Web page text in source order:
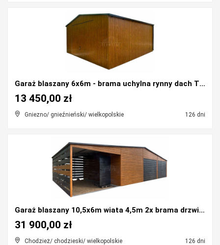
Garaż blaszany 6x6m - brama uchylna rynny dach TS1...
Gniezno/ gnieźnieński/ wielkopolskie 126 dni
13 450,00 zł
Garaż blaszany 10,5x6m wiata 4,5m 2x brama drzwi d...
Chodzież/ chodzieski/ wielkopolskie 126 dni
31 900,00 zł